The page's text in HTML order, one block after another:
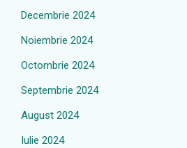
Decembrie 2024
Noiembrie 2024
Octombrie 2024
Septembrie 2024
August 2024
Iulie 2024